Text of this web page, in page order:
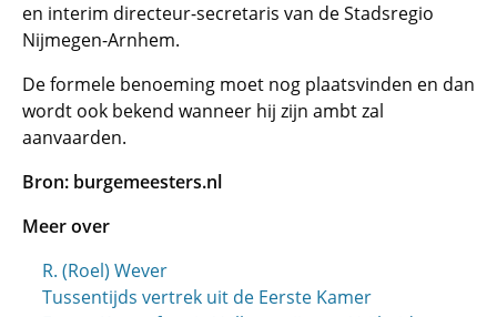
en interim directeur-secretaris van de Stadsregio
Nijmegen-Arnhem.
De formele benoeming moet nog plaatsvinden en dan
wordt ook bekend wanneer hij zijn ambt zal
aanvaarden.
Bron: burgemeesters.nl
Meer over
R. (Roel) Wever
Tussentijds vertrek uit de Eerste Kamer